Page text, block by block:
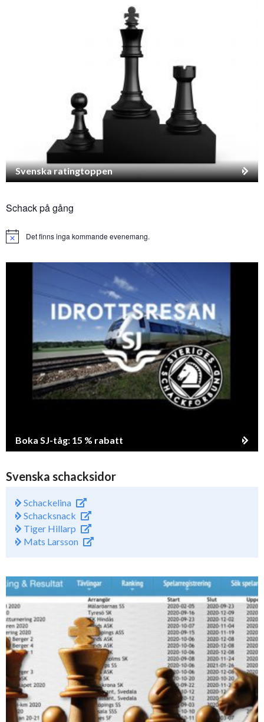
Svenska ratingtoppen
Schack på gång
Notice Det finns inga kommande evenemang.
Boka SJ-tåg: 15 % rabatt
Svenska schacksidor
Schackelina
Schacksnack
Tiger Hillarp
Mats Larsson